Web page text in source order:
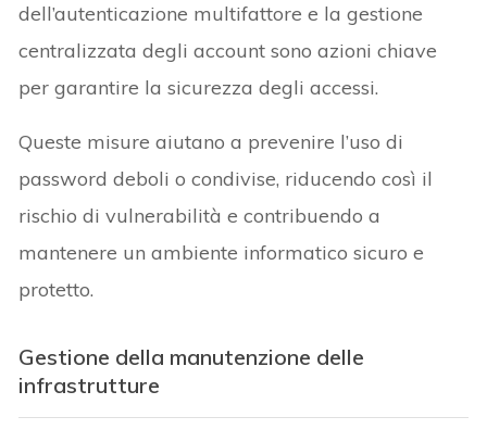
dell’autenticazione multifattore e la gestione
centralizzata degli account sono azioni chiave
per garantire la sicurezza degli accessi.
Queste misure aiutano a prevenire l’uso di
password deboli o condivise, riducendo così il
rischio di vulnerabilità e contribuendo a
mantenere un ambiente informatico sicuro e
protetto.
Gestione della manutenzione delle
infrastrutture